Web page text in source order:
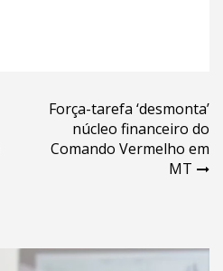
Força-tarefa ‘desmonta’
núcleo financeiro do
Comando Vermelho em
MT